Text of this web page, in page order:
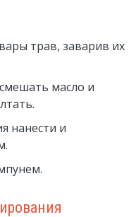
трав, заварив их
масло и
нанести и